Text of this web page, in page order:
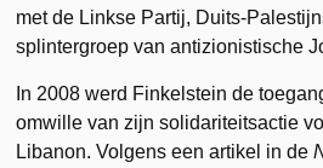
met de Linkse Partij, Duits-
splintergroep van antizionistische
In 2008 werd Finkelstein de
omwille van zijn solidariteitsactie
Libanon. Volgens een artikel in de